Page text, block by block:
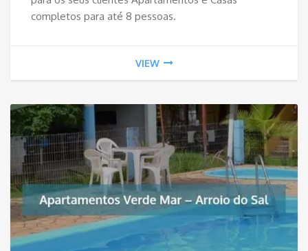
completos para até 8 pessoas.
VIEW